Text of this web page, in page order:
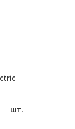
шт.